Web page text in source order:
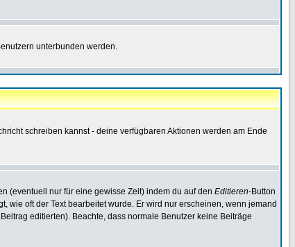
unterbunden werden.
schreiben kannst - deine verfügbaren Aktionen werden am Ende
(eventuell nur für eine gewisse Zeit) indem du auf den Editieren-Button
oft der Text bearbeitet wurde. Er wird nur erscheinen, wenn jemand
editierten). Beachte, dass normale Benutzer keine Beiträge